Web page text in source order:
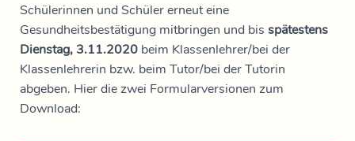
Schülerinnen und Schüler erneut eine
Gesundheitsbestätigung mitbringen und bis spätestens
Dienstag, 3.11.2020 beim Klassenlehrer/bei der
Klassenlehrerin bzw. beim Tutor/bei der Tutorin
abgeben. Hier die zwei Formularversionen zum
Download: